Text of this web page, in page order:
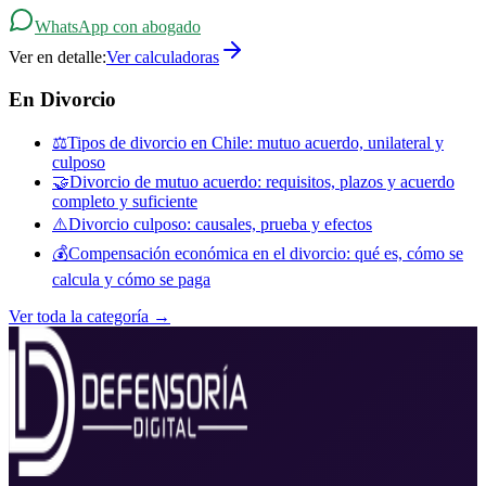
reconvencional).
WhatsApp con abogado
Ver en detalle:Ver calculadoras
En Divorcio
⚖️Tipos de divorcio en Chile: mutuo acuerdo, unilateral y
culposo
🤝Divorcio de mutuo acuerdo: requisitos, plazos y acuerdo
completo y suficiente
⚠️Divorcio culposo: causales, prueba y efectos
💰Compensación económica en el divorcio: qué es, cómo se
calcula y cómo se paga
Ver toda la categoría →